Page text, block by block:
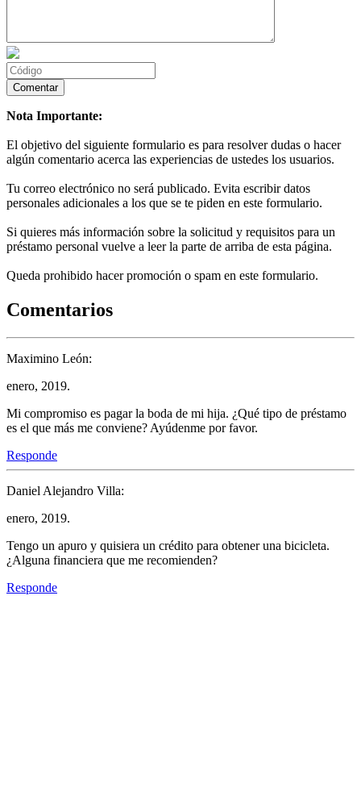
Nota Importante:
El objetivo del siguiente formulario es para resolver dudas o hacer
algún comentario acerca las experiencias de ustedes los usuarios.
Tu correo electrónico no será publicado. Evita escribir datos
personales adicionales a los que se te piden en este formulario.
Si quieres más información sobre la solicitud y requisitos para un
préstamo personal vuelve a leer la parte de arriba de esta página.
Queda prohibido hacer promoción o spam en este formulario.
Comentarios
Maximino León:
enero, 2019.
Mi compromiso es pagar la boda de mi hija. ¿Qué tipo de préstamo
es el que más me conviene? Ayúdenme por favor.
Responde
Daniel Alejandro Villa:
enero, 2019.
Tengo un apuro y quisiera un crédito para obtener una bicicleta.
¿Alguna financiera que me recomienden?
Responde